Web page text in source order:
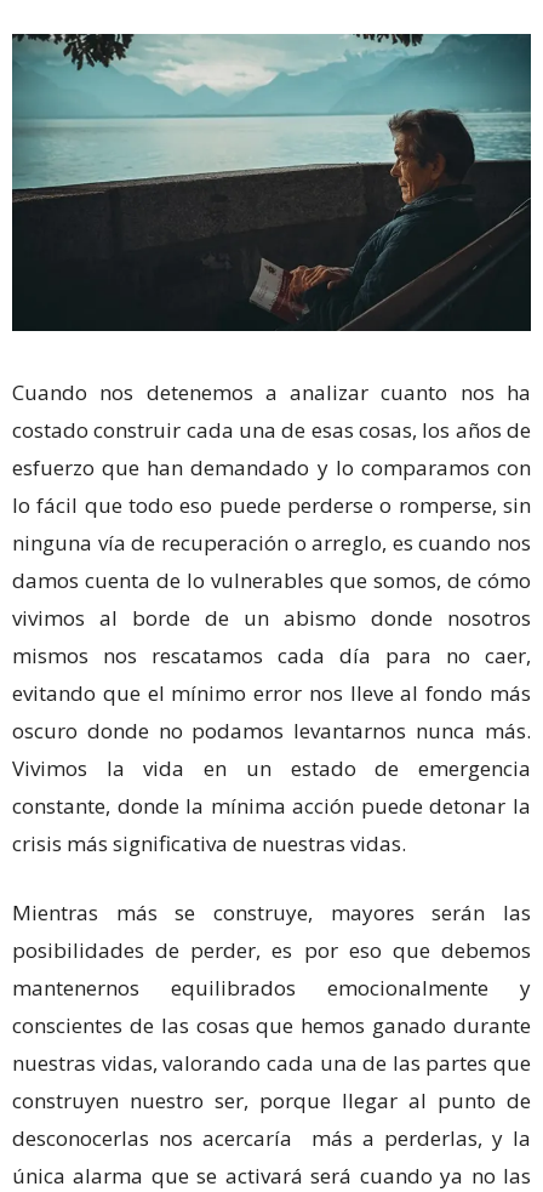
Cuando nos detenemos a analizar cuanto nos ha
costado construir cada una de esas cosas, los años de
esfuerzo que han demandado y lo comparamos con
lo fácil que todo eso puede perderse o romperse, sin
ninguna vía de recuperación o arreglo, es cuando nos
damos cuenta de lo vulnerables que somos, de cómo
vivimos al borde de un abismo donde nosotros
mismos nos rescatamos cada día para no caer,
evitando que el mínimo error nos lleve al fondo más
oscuro donde no podamos levantarnos nunca más.
Vivimos la vida en un estado de emergencia
constante, donde la mínima acción puede detonar la
crisis más significativa de nuestras vidas.
Mientras más se construye, mayores serán las
posibilidades de perder, es por eso que debemos
mantenernos equilibrados emocionalmente y
conscientes de las cosas que hemos ganado durante
nuestras vidas, valorando cada una de las partes que
construyen nuestro ser, porque llegar al punto de
desconocerlas nos acercaría más a perderlas, y la
única alarma que se activará será cuando ya no las